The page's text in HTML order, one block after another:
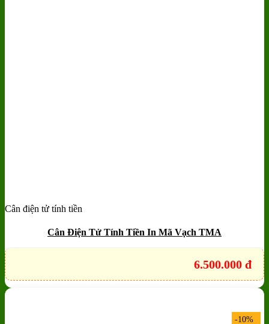
Cân điện tử tính tiền
Cân Điện Tử Tính Tiền In Mã Vạch TMA
6.500.000 đ
-10%